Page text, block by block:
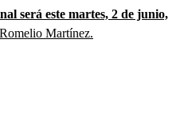
será este martes, 2 de junio,
Martínez.